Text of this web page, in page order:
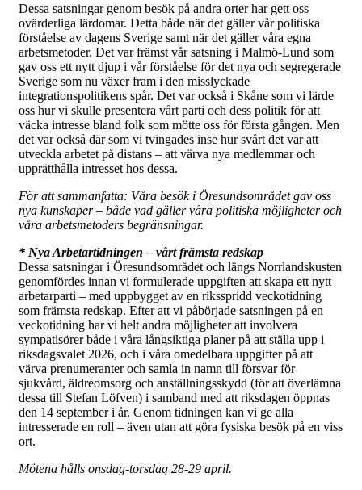
Dessa satsningar genom besök på andra orter har gett oss
ovärderliga lärdomar. Detta både när det gäller vår politiska
förståelse av dagens Sverige samt när det gäller våra egna
arbetsmetoder. Det var främst vår satsning i Malmö-Lund som
gav oss ett nytt djup i vår förståelse för det nya och segregerade
Sverige som nu växer fram i den misslyckade
integrationspolitikens spår. Det var också i Skåne som vi lärde
oss hur vi skulle presentera vårt parti och dess politik för att
väcka intresse bland folk som mötte oss för första gången. Men
det var också där som vi tvingades inse hur svårt det var att
utveckla arbetet på distans – att värva nya medlemmar och
upprätthålla intresset hos dessa.
För att sammanfatta: Våra besök i Öresundsområdet gav oss
nya kunskaper – både vad gäller våra politiska möjligheter och
våra arbetsmetoders begränsningar.
* Nya Arbetartidningen – vårt främsta redskap
Dessa satsningar i Öresundsområdet och längs Norrlandskusten
genomfördes innan vi formulerade uppgiften att skapa ett nytt
arbetarparti – med uppbygget av en riksspridd veckotidning
som främsta redskap. Efter att vi påbörjade satsningen på en
veckotidning har vi helt andra möjligheter att involvera
sympatisörer både i våra långsiktiga planer på att ställa upp i
riksdagsvalet 2026, och i våra omedelbara uppgifter på att
värva prenumeranter och samla in namn till försvar för
sjukvård, äldreomsorg och anställningsskydd (för att överlämna
dessa till Stefan Löfven) i samband med att riksdagen öppnas
den 14 september i år. Genom tidningen kan vi ge alla
intresserade en roll – även utan att göra fysiska besök på en viss
ort.
Mötena hålls onsdag-torsdag 28-29 april.